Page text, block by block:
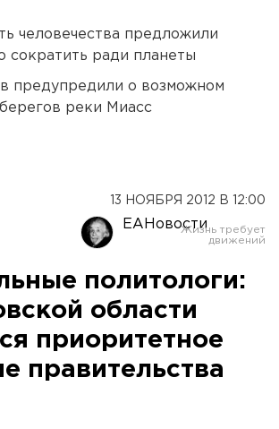
человечества предложили
сократить ради планеты
предупредили о возможном
реки Миасс
13 НОЯБРЯ 2012 В 12:00
ЕАНовости
политологи:
области
приоритетное
правительства